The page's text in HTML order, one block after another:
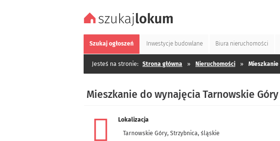
Szukaj ogłoszeń Inwestycje budowlane Biura nieruchomości
Jesteś na stronie: Strona główna » Nieruchomości » Mieszkanie
Mieszkanie do wynajęcia Tarnowskie Góry
Lokalizacja
Tarnowskie Góry, Strzybnica, śląskie